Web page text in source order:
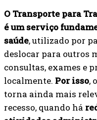
O Transporte para
é um serviço
saúde, utilizado por
deslocar para outros
consultas, exames e
localmente. Por isso,
torna ainda mais
recesso, quando há